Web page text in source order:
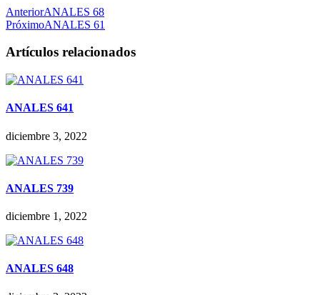
AnteriorANALES 68
PróximoANALES 61
Artículos relacionados
ANALES 641
diciembre 3, 2022
ANALES 739
diciembre 1, 2022
ANALES 648